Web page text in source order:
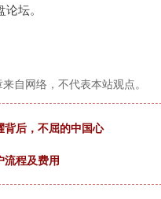
坛。
自网络，不代表本站观点。
后，不屈的中国心
流程及费用